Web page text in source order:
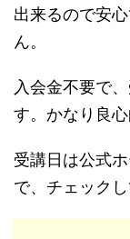
出来るので安
ん。
入会金不要で
す。かなり良
受講日は公式
で、チェックし